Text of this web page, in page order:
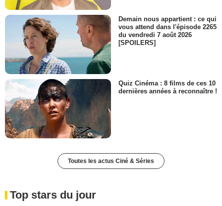
Demain nous appartient : ce qui
vous attend dans l'épisode 2265
du vendredi 7 août 2026
[SPOILERS]
Quiz Cinéma : 8 films de ces 10
dernières années à reconnaître !
Toutes les actus Ciné & Séries
Top stars du jour